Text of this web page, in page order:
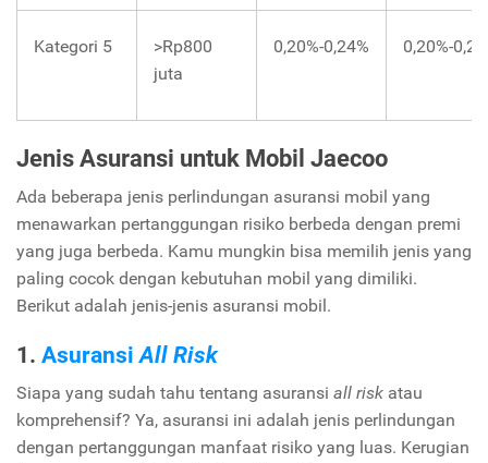
Kategori 5
>Rp800
juta
0,20%-0,24% 0,20%-
Jenis Asuransi untuk Mobil Jaecoo
Ada beberapa jenis perlindungan asuransi mobil yang
menawarkan pertanggungan risiko berbeda dengan premi
yang juga berbeda. Kamu mungkin bisa memilih jenis yang
paling cocok dengan kebutuhan mobil yang dimiliki.
Berikut adalah jenis-jenis asuransi mobil.
1. AsuransiAll Risk
Siapa yang sudah tahu tentang asuransi all risk atau
komprehensif? Ya, asuransi ini adalah jenis perlindungan
dengan pertanggungan manfaat risiko yang luas. Kerugian